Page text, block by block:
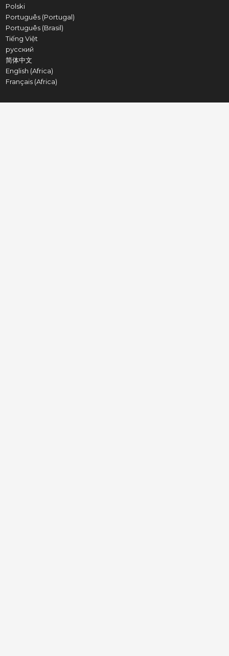
Polski
Português (Portugal)
Português (Brasil)
Tiếng Việt
русский
简体中文
English (Africa)
Français (Africa)